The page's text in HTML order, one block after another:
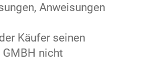
Anweisungen
Käufer seinen
nicht